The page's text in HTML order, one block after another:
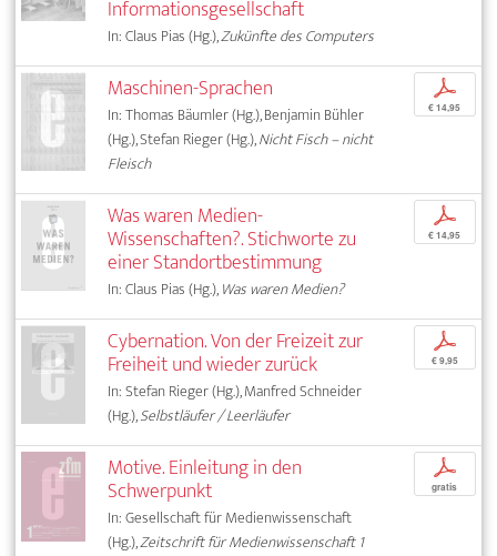
Informationsgesellschaft
In: Claus Pias (Hg.),Zukünfte des Computers
Maschinen-Sprachen
In: Thomas Bäumler (Hg.), Benjamin Bühler
(Hg.), Stefan Rieger (Hg.),Nicht Fisch – nicht
Fleisch
p
€ 14,95
Was waren Medien-
Wissenschaften?. Stichworte zu
einer Standortbestimmung
In: Claus Pias (Hg.),Was waren Medien?
p
€ 14,95
Cybernation. Von der Freizeit zur
Freiheit und wieder zurück
In: Stefan Rieger (Hg.), Manfred Schneider
(Hg.),Selbstläufer / Leerläufer
p
€ 9,95
Motive. Einleitung in den
Schwerpunkt
In: Gesellschaft für Medienwissenschaft
(Hg.),Zeitschrift für Medienwissenschaft 1
p
gratis